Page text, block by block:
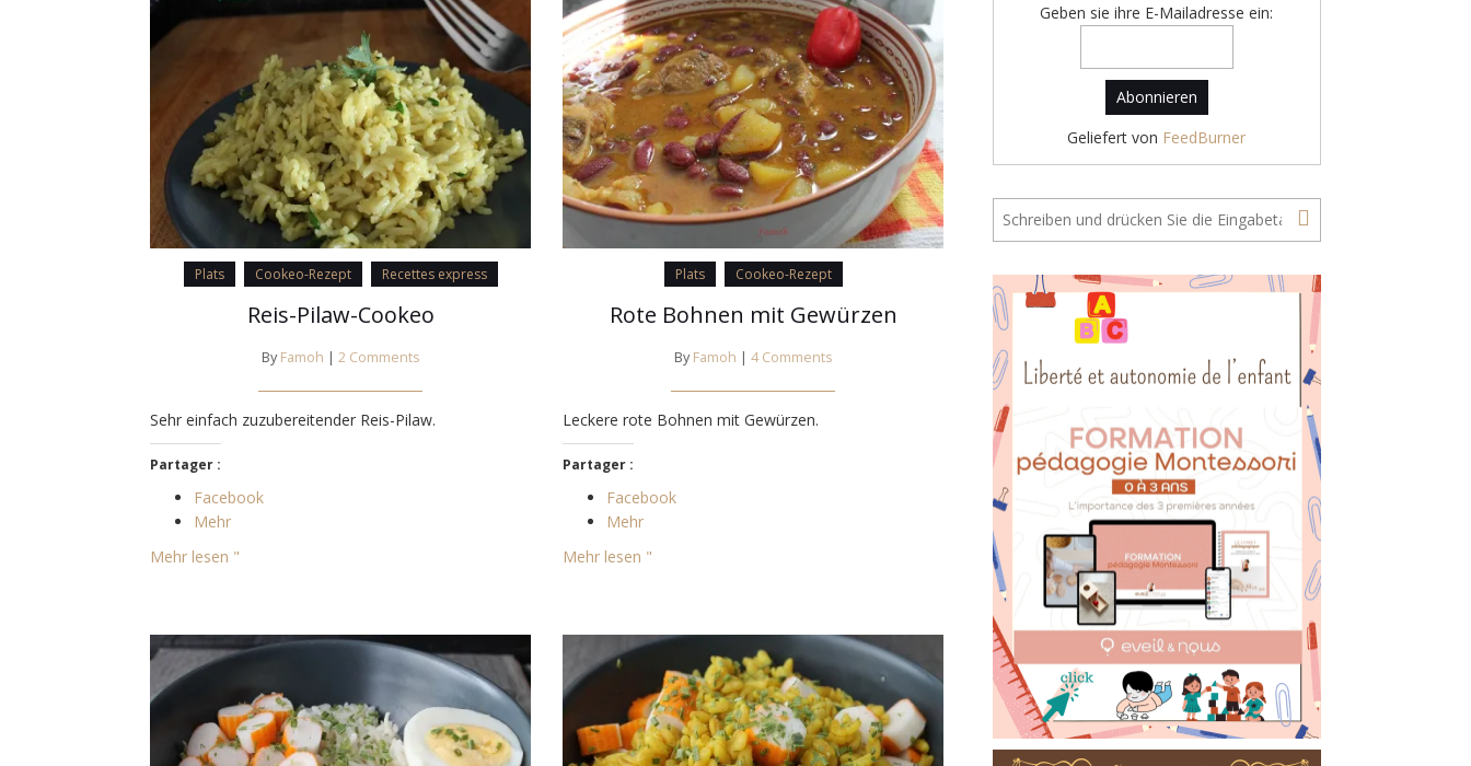
Plats Cookeo-Rezept Recettes express
Reis-Pilaw-Cookeo
By Famoh | 2 Comments
Sehr einfach zuzubereitender Reis-Pilaw.
Partager :
Facebook
Mehr
Mehr lesen "
Plats Cookeo-Rezept
Rote Bohnen mit Gewürzen
By Famoh | 4 Comments
Leckere rote Bohnen mit Gewürzen.
Partager :
Facebook
Mehr
Mehr lesen "
Geben sie ihre E-Mailadresse ein:
Geliefert von FeedBurner